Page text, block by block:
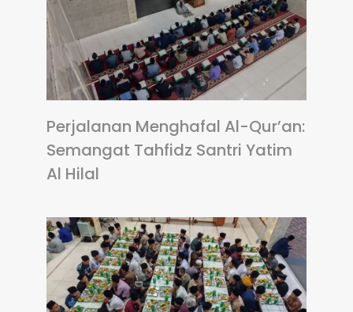
Perjalanan Menghafal Al-Qur’an:
Semangat Tahfidz Santri Yatim
Al Hilal